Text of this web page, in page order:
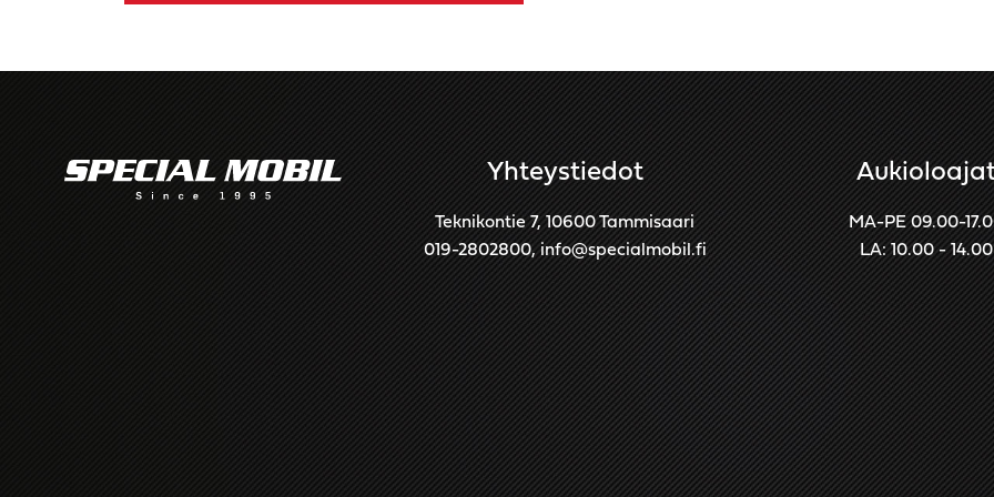
Yhteystiedot
Teknikontie 7, 10600 Tammisaari
019-2802800,info@specialmobil.fi
MA-PE 09.00-
LA: 10.00 - 14.00